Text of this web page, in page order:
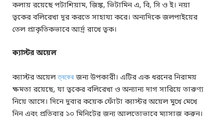
কলায় রয়েছে পটাশিয়াম, জিঙ্ক, ভিটামিন এ, বি, সি ও ই। নয়া
ত্বকের বলিরেখা দূর করতে সাহায্য করে। অন্যদিকে জলপাইয়ের
তেল প্রাকৃতিকভাবে আর্দ্র রাখে ত্বক।
ক্যাস্টর অয়েল
ক্যাস্টর অয়েলত্বকের জন্য উপকারী। এটির এক ধরনের নিরাময়
ক্ষমতা রয়েছে, যা ত্বকের বলিরেখা ও অন্যান্য দাগ সারিয়ে তারুণ্য
নিয়ে আসে। দিনে দুবার কয়েক ফোঁটা ক্যাস্টর অয়েল মুখে মেখে
নিন এবং প্রতিবার ১০ মিনিটের জন্য আলতোভাবে ম্যাসাজ করুন।